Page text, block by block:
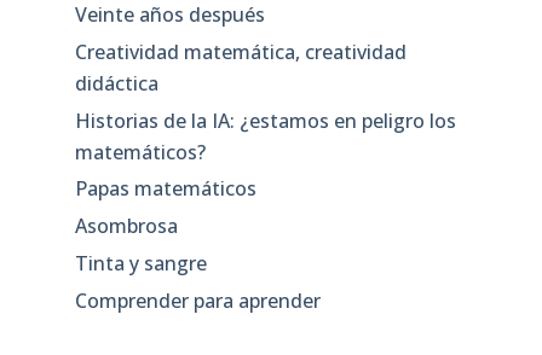
Veinte años después
Creatividad matemática, creatividad
didáctica
Historias de la IA: ¿estamos en peligro los
matemáticos?
Papas matemáticos
Asombrosa
Tinta y sangre
Comprender para aprender